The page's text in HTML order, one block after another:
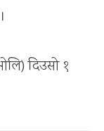
दिउसो १